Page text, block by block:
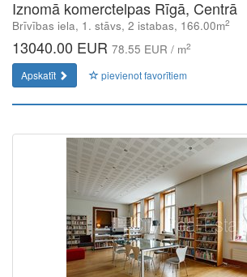
Iznomā komerctelpas Rīgā, Centrā
Brīvības iela, 1. stāvs, 2 istabas, 166.00m2
13040.00 EUR 78.55 EUR / m2
Apskatīt pievienot favorītiem